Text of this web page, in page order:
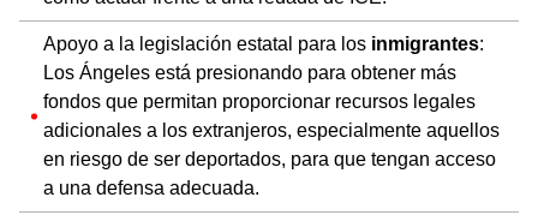
Apoyo a la legislación estatal para los inmigrantes:
Los Ángeles está presionando para obtener más
fondos que permitan proporcionar recursos legales
adicionales a los extranjeros, especialmente aquellos
en riesgo de ser deportados, para que tengan acceso
a una defensa adecuada.